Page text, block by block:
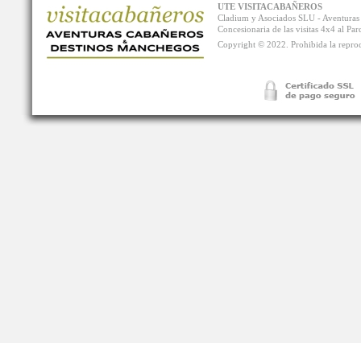
UTE VISITACABAÑEROS
Cladium y Asociados SLU -
Concesionaria de las visitas 4x4 al
Copyright © 2022. Prohibida la